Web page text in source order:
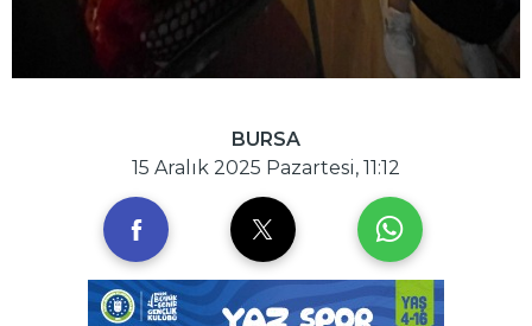
BURSA
15 Aralık 2025 Pazartesi, 11:12